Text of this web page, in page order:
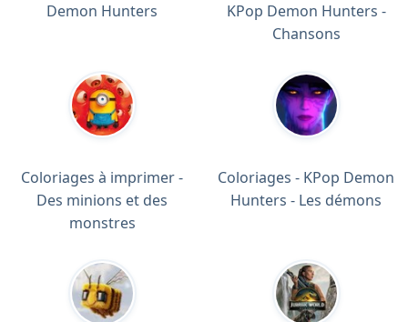
Demon Hunters
KPop Demon Hunters -
Chansons
Coloriages à imprimer -
Des minions et des
monstres
Coloriages - KPop Demon
Hunters - Les démons